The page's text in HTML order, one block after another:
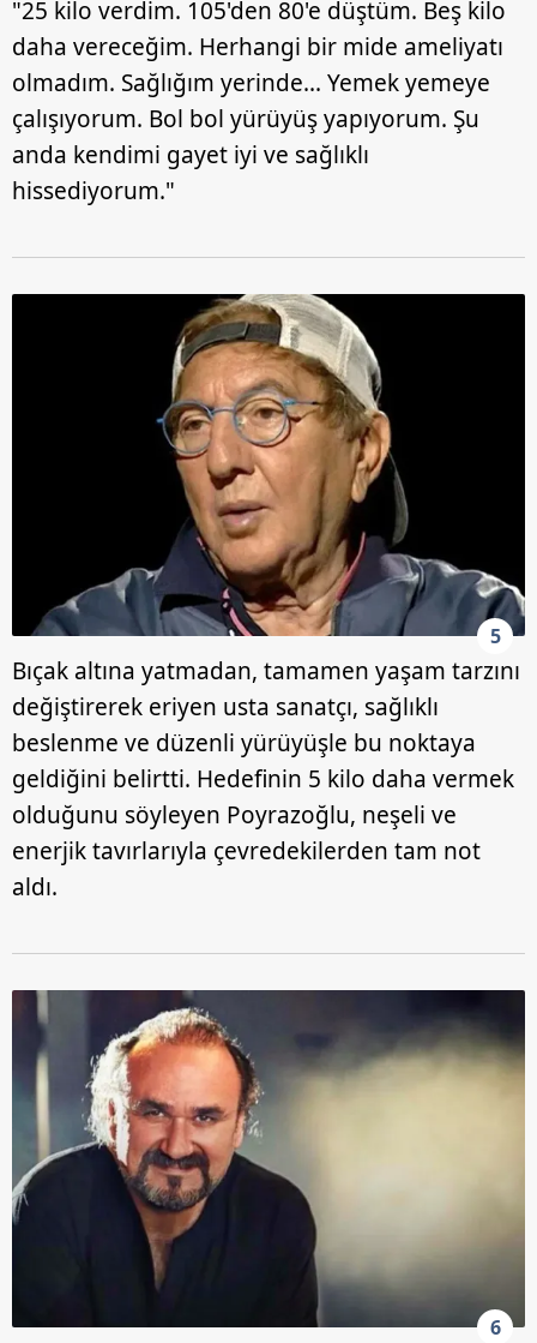
"25 kilo verdim. 105'den 80'e düştüm. Beş kilo
daha vereceğim. Herhangi bir mide ameliyatı
olmadım. Sağlığım yerinde... Yemek yemeye
çalışıyorum. Bol bol yürüyüş yapıyorum. Şu
anda kendimi gayet iyi ve sağlıklı
hissediyorum."
5
Bıçak altına yatmadan, tamamen yaşam tarzını
değiştirerek eriyen usta sanatçı, sağlıklı
beslenme ve düzenli yürüyüşle bu noktaya
geldiğini belirtti. Hedefinin 5 kilo daha vermek
olduğunu söyleyen Poyrazoğlu, neşeli ve
enerjik tavırlarıyla çevredekilerden tam not
aldı.
6